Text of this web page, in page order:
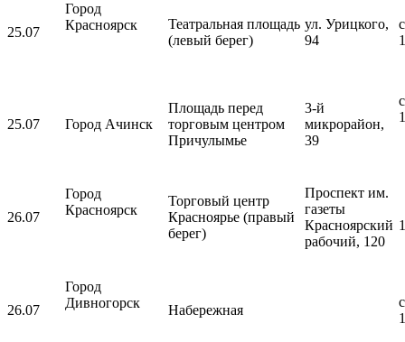
25.07
Город
Красноярск
Театральная площадь
(левый берег)
ул. Урицкого,
94
25.07 Город Ачинск
Площадь перед
торговым центром
Причулымье
3-й
микрорайон,
39
26.07
Город
Красноярск
Торговый центр
Красноярье (правый
берег)
Проспект им.
газеты
Красноярский
рабочий, 120
26.07
Город
Дивногорск
Набережная